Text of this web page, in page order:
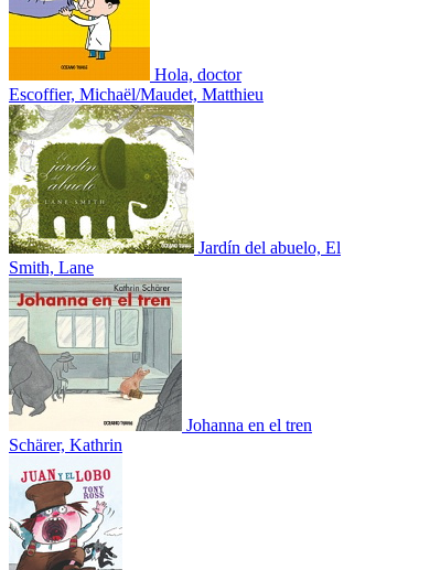
Hola, doctor
Escoffier, Michaël/Maudet, Matthieu
Jardín del abuelo, El
Smith, Lane
Johanna en el tren
Schärer, Kathrin